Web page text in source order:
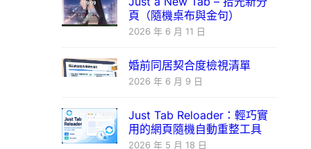
頁（隨機桌布與金句）
2026 年 6 月 11 日
婚前同居契合度檢視清單
2026 年 6 月 9 日
Just Tab Reloader：輕巧實
用的網頁隨機自動重整工具
2026 年 5 月 18 日